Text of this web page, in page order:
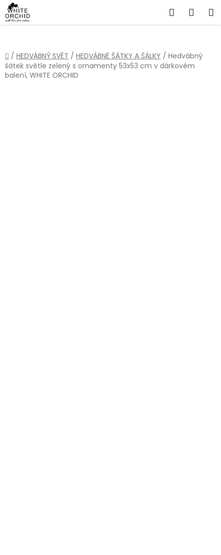
Přejít
na
obsah
Hledat
Domů
/ HEDVÁBNÝ SVĚT / HEDVÁBNÉ ŠÁTKY A ŠÁLKY / Hedvábný
šátek světle zelený s ornamenty 53x53 cm v dárkovém
balení, WHITE ORCHID